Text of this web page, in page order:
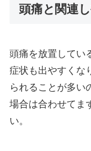
頭痛と関連
頭痛を放置してい
症状も出やすくな
られることが多い
場合は合わせてま
い。